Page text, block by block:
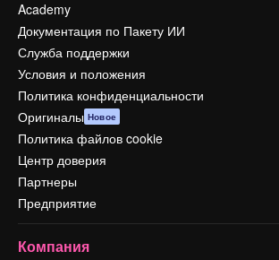
Academy
Документация по Пакету ИИ
Служба поддержки
Условия и положения
Политика конфиденциальности
Оригиналы Новое
Политика файлов cookie
Центр доверия
Партнеры
Предприятие
Компания